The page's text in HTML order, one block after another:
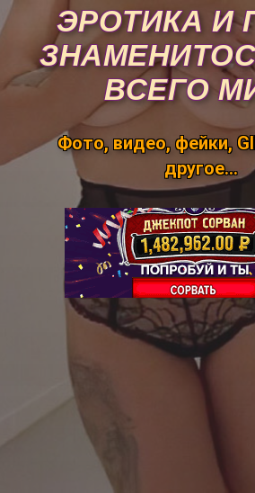
ЭРОТИКА И
ВСЕГО
Фото, видео, фейки,
другое...